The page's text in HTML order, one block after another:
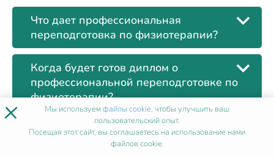
Что дает профессиональная
переподготовка по физиотерапии?
Когда будет готов диплом о
профессиональной переподготовке по
физиотерапии?
Кому нужна профессиональная
переподготовка по физиотерапии?
× Мы используемфайлы cookie, чтобы улучшить ваш
пользовательский опыт.
Посещая этот сайт, вы соглашаетесь на использование нами
файлов cookie.